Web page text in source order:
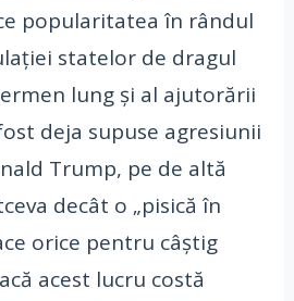
popularitatea în rândul
statelor de dragul
lung și al ajutorării
deja supuse agresiunii
Trump, pe de altă
decât o „pisică în
orice pentru câștig
acest lucru costă